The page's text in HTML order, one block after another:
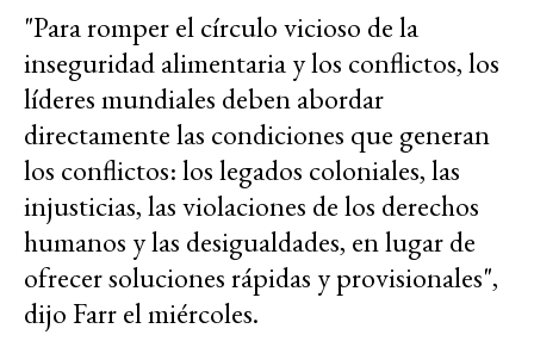
"Para romper el círculo vicioso de la
inseguridad alimentaria y los conflictos, los
líderes mundiales deben abordar
directamente las condiciones que generan
los conflictos: los legados coloniales, las
injusticias, las violaciones de los derechos
humanos y las desigualdades, en lugar de
ofrecer soluciones rápidas y provisionales",
dijo Farr el miércoles.